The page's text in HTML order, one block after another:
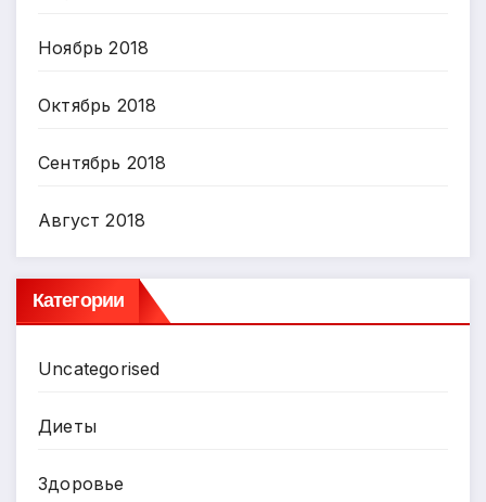
Ноябрь 2018
Октябрь 2018
Сентябрь 2018
Август 2018
Категории
Uncategorised
Диеты
Здоровье